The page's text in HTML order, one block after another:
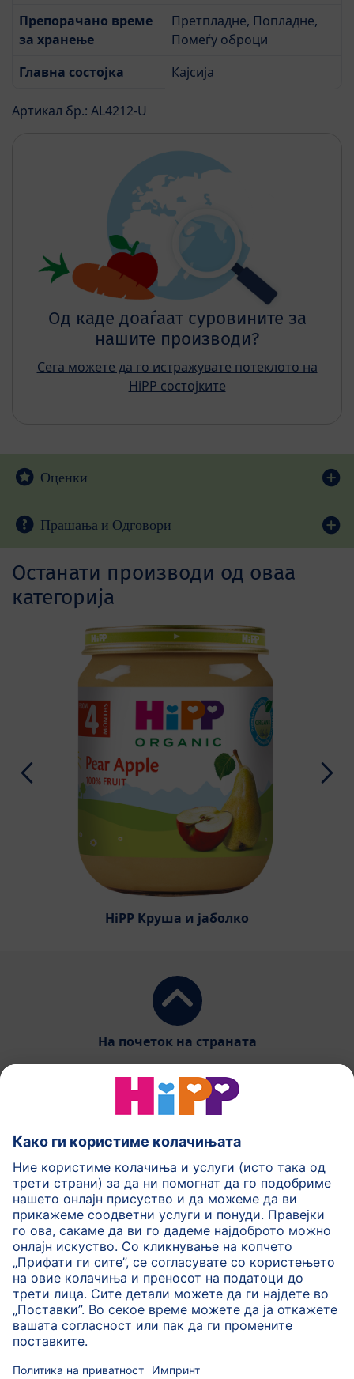
Препорачано време
за хранење
Претпладне, Попладне,
Помеѓу оброци
Главна состојка
Кајсија
Артикал бр.: AL4212-U
Од каде доаѓаат суровините за
нашите производи?
Сега можете да го истражувате потеклото на
HiPP состојките
Оценки
Прашања и Одговори
Останати производи од оваа
категорија
HiPP Круша и јаболко
На почеток на страната
HiPP Млечни формули
HiPP Храна за бебиња
HiPP за деца
HiPP Нега за кожа
HiPP Бременост
Политика на приватност
Услови на користење
Импринт
Повеќе за HiPP Контакт